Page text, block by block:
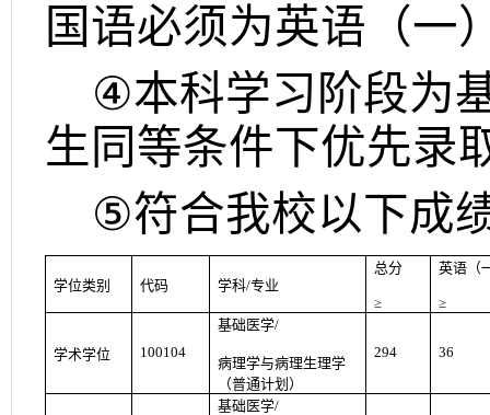
国语必须为英语（一
④本科学习阶段为
生同等条件下优先录
⑤符合我校以下成
学位类别 代码 学科/专业
总分
≥
英语（
≥
学术学位 100104
基础医学/
病理学与病理生理学
（普通计划）
294 36
基础医学/